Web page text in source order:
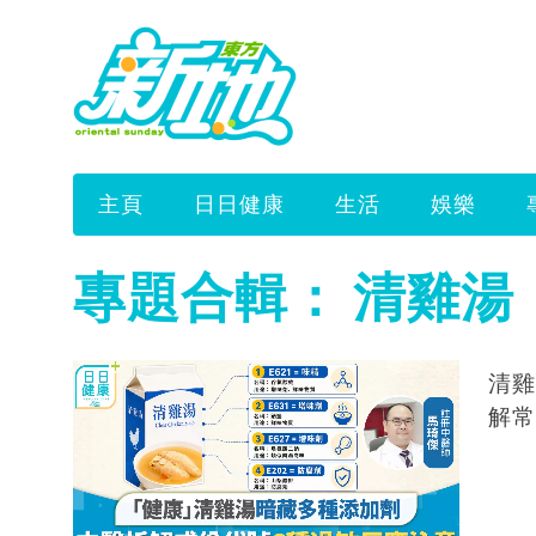
主頁 日日健康 生活 娛樂
專題合輯： 清雞湯
清
解